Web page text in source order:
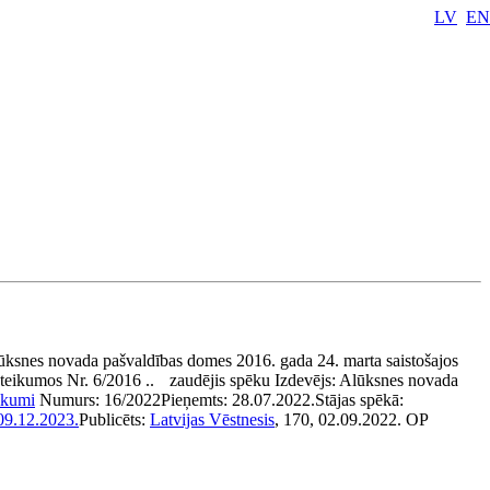
LV EN
novada pašvaldības domes 2016. gada 24. marta saistošajos
Nr. 6/2016 ..
zaudējis spēku Izdevējs: Alūksnes novada
Numurs: 16/2022Pieņemts: 28.07.2022.Stājas spēkā:
Publicēts: Latvijas Vēstnesis, 170, 02.09.2022. OP